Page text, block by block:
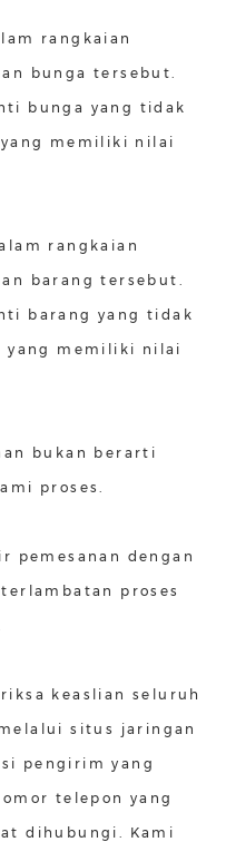
rangkaian
bunga tersebut.
bunga yang tidak
memiliki nilai
rangkaian
barang tersebut.
barang yang tidak
yang memiliki nilai
bukan berarti
proses.
pemesanan dengan
proses
keaslian seluruh
situs jaringan
pengirim yang
telepon yang
dihubungi. Kami